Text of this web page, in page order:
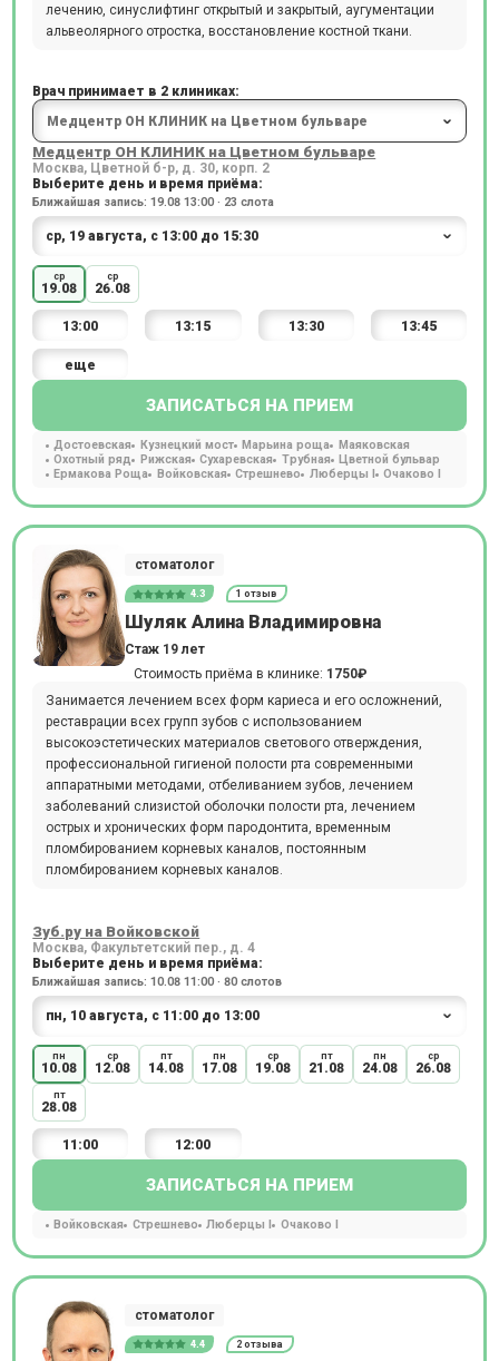
лечению, синуслифтинг открытый и закрытый, аугументации
альвеолярного отростка, восстановление костной ткани.
Врач принимает в 2 клиниках:
Медцентр ОН КЛИНИК на Цветном бульваре
Москва, Цветной б-р, д. 30, корп. 2
Выберите день и время приёма:
Ближайшая запись: 19.08 13:00 · 23 слота
ср
19.08
ср
26.08
13:00 13:15 13:30 13:45
еще
ЗАПИСАТЬСЯ НА ПРИЕМ
Достоевская Кузнецкий мост Марьина роща
Маяковская
Охотный ряд
Рижская Сухаревская Трубная
Цветной бульвар
Ермакова Роща
Войковская Стрешнево Люберцы I Очаково I
стоматолог
4.3 1 отзыв
Шуляк Алина Владимировна
Стаж 19 лет
Стоимость приёма в клинике: 1750₽
Занимается лечением всех форм кариеса и его осложнений,
реставрации всех групп зубов с использованием
высокоэстетических материалов светового отверждения,
профессиональной гигиеной полости рта современными
аппаратными методами, отбеливанием зубов, лечением
заболеваний слизистой оболочки полости рта, лечением
острых и хронических форм пародонтита, временным
пломбированием корневых каналов, постоянным
пломбированием корневых каналов.
Зуб.ру на Войковской
Москва, Факультетский пер., д. 4
Выберите день и время приёма:
Ближайшая запись: 10.08 11:00 · 80 слотов
пн
10.08
ср
12.08
пт
14.08
пн
17.08
ср
19.08
пт
21.08
пн
24.08
ср
26.08
пт
28.08
11:00 12:00
ЗАПИСАТЬСЯ НА ПРИЕМ
Войковская Стрешнево Люберцы I Очаково I
стоматолог
4.4 2 отзыва